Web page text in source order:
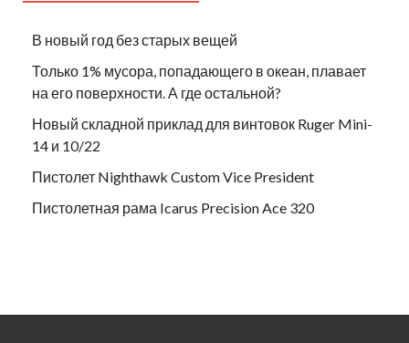
В новый год без старых вещей
Только 1% мусора, попадающего в океан, плавает
на его поверхности. А где остальной?
Новый складной приклад для винтовок Ruger Mini-
14 и 10/22
Пистолет Nighthawk Custom Vice President
Пистолетная рама Icarus Precision Ace 320